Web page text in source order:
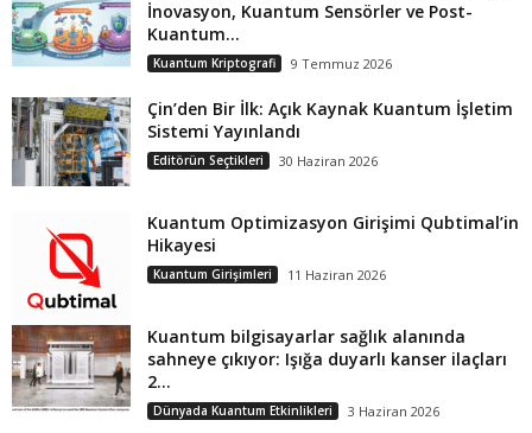
İnovasyon, Kuantum Sensörler ve Post-
Kuantum...
Kuantum Kriptografi 9 Temmuz 2026
Çin’den Bir İlk: Açık Kaynak Kuantum İşletim
Sistemi Yayınlandı
Editörün Seçtikleri 30 Haziran 2026
Kuantum Optimizasyon Girişimi Qubtimal’in
Hikayesi
Kuantum Girişimleri 11 Haziran 2026
Kuantum bilgisayarlar sağlık alanında
sahneye çıkıyor: Işığa duyarlı kanser ilaçları
2...
Dünyada Kuantum Etkinlikleri 3 Haziran 2026